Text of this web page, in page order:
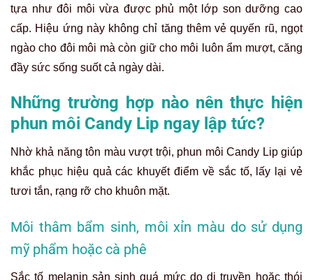
tựa như đôi môi vừa được phủ một lớp son dưỡng cao
cấp. Hiệu ứng này không chỉ tăng thêm vẻ quyến rũ, ngọt
ngào cho đôi môi mà còn giữ cho môi luôn ẩm mượt, căng
đầy sức sống suốt cả ngày dài.
Những trường hợp nào nên thực hiện
phun môi Candy Lip ngay lập tức?
Nhờ khả năng tôn màu vượt trội, phun môi Candy Lip giúp
khắc phục hiệu quả các khuyết điểm về sắc tố, lấy lại vẻ
tươi tắn, rạng rỡ cho khuôn mặt.
Môi thâm bẩm sinh, môi xỉn màu do sử dụng
mỹ phẩm hoặc cà phê
Sắc tố melanin sản sinh quá mức do di truyền hoặc thói